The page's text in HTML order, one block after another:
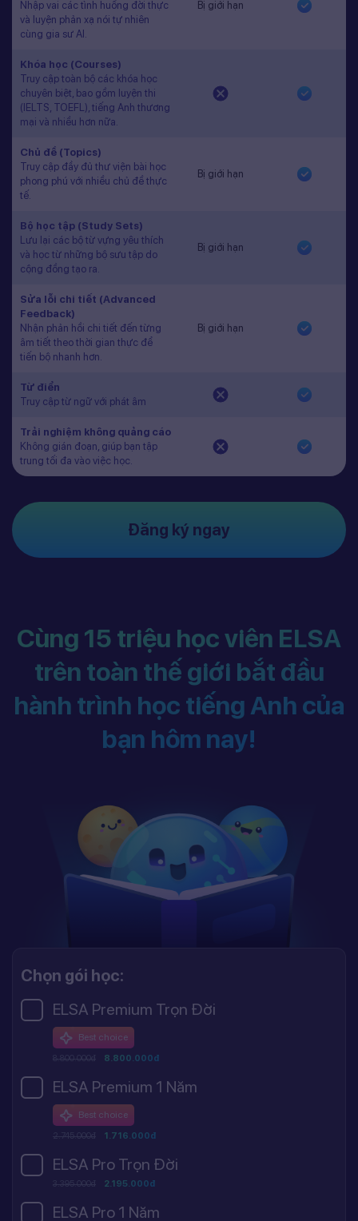
Nhập vai các tình huống đời thực
và luyện phản xạ nói tự nhiên
cùng gia sư AI.
Bị giới hạn
Khóa học (Courses)
Truy cập toàn bộ các khóa học
chuyên biệt, bao gồm luyện thi
(IELTS, TOEFL), tiếng Anh thương
mại và nhiều hơn nữa.
Chủ đề (Topics)
Truy cập đầy đủ thư viện bài học
phong phú với nhiều chủ đề thực
tế.
Bị giới hạn
Bộ học tập (Study Sets)
Lưu lại các bộ từ vựng yêu thích
và học từ những bộ sưu tập do
cộng đồng tạo ra.
Bị giới hạn
Sửa lỗi chi tiết (Advanced
Feedback)
Nhận phản hồi chi tiết đến từng
âm tiết theo thời gian thực để
tiến bộ nhanh hơn.
Bị giới hạn
Từ điển
Truy cập từ ngữ với phát âm
Trải nghiệm không quảng cáo
Không gián đoạn, giúp bạn tập
trung tối đa vào việc học.
Đăng ký ngay
Cùng 15 triệu học viên ELSA
trên toàn thế giới bắt đầu
hành trình học tiếng Anh của
bạn hôm nay!
Chọn gói học:
ELSA Premium Trọn Đời
Best choice
8.800.000đ 8.800.000đ
ELSA Premium 1 Năm
Best choice
2.745.000đ 1.716.000đ
ELSA Pro Trọn Đời
3.395.000đ 2.195.000đ
ELSA Pro 1 Năm